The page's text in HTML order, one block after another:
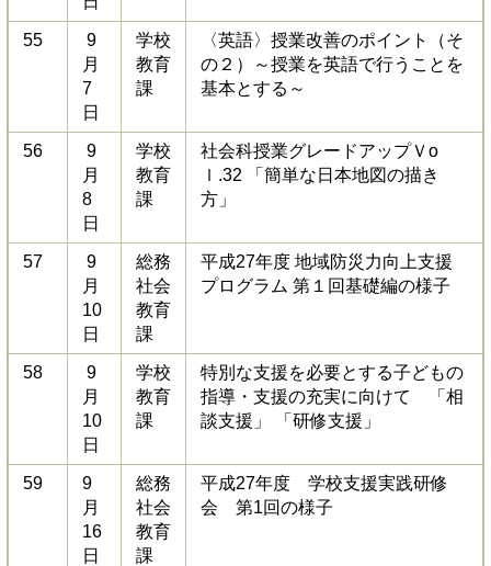
55
9
月
7
日
学校
教育
課
〈英語〉授業改善のポイント（そ
の２）～授業を英語で行うことを
基本とする～
56
9
月
8
日
学校
教育
課
社会科授業グレードアップＶo
ｌ.32 「簡単な日本地図の描き
方」
57
9
月
10
日
総務
社会
教育
課
平成27年度 地域防災力向上支援
プログラム 第１回基礎編の様子
58
9
月
10
日
学校
教育
課
特別な支援を必要とする子どもの
指導・支援の充実に向けて 「相
談支援」 「研修支援」
59
9
月
16
日
総務
社会
教育
課
平成27年度 学校支援実践研修
会 第1回の様子